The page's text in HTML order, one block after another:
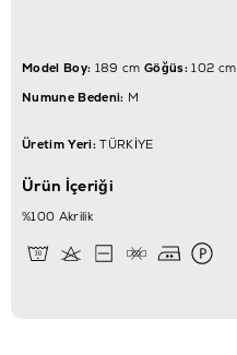
Model Boy: 189 cm Göğüs:102 cm
Numune Bedeni: M
Üretim Yeri:TÜRKİYE
Ürün İçeriği
%100 Akrilik